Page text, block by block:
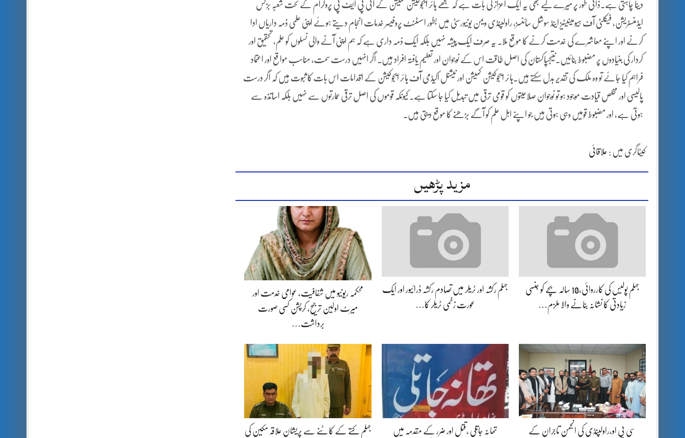
دینا چاہتی ہے۔ذاتی طور پر میرے لیے بھی یہ ایک اعزاز کی بات ہے کہ مجھے ہائر ایجوکیشن کمیشن کے آئی پی ایف پی پروگرام کے تحت شعبہ بزنس
ایڈمنسٹریشن، فیکلٹی آف ہیومینیٹیز اینڈ سوشل سائنسز، راولپنڈی ویمن یونیورسٹی میں بطور اسسٹنٹ پروفیسر خدمات انجام دیتے ہوئے اپنی علمی ذمہ داریاں ادا
کرنے اور اپنے معاشرے کی خدمت کرنے کا موقع ملا۔ یہ صرف ایک پیشہ نہیں بلکہ ایک ذمہ داری ہے کہ ہم اپنی آنے والی نسلوں کو علم، تحقیق اور
کردار کی بنیادوں پر مضبوط بنائیں۔نتیجہپاکستان کی اصل طاقت اس کے نوجوان اور تعلیم یافتہ افراد ہیں۔ اگر انہیں درست سمت، مناسب مواقع اور اعتماد
فراہم کیا جائے تو وہ ملک کی تقدیر بدل سکتے ہیں۔ہائر ایجوکیشن کمیشن اور نیشنل اکیڈمی آف ہائر ایجوکیشن کے اقدامات اس بات کا ثبوت ہیں کہ اگر درست
پالیسی اور مخلص قیادت موجود ہو تو نوجوان صلاحیتوں کو قومی ترقی میں تبدیل کیا جا سکتا ہے۔ کیونکہ قوموں کی اصل ترقی عمارتوں سے نہیں بلکہ اساتذہ سے
ہوتی ہے، اور مضبوط قومیں وہی ہوتی ہیں جو اپنے اہل علم کو آگے بڑھنے کا موقع دیتی ہیں۔
کیٹاگری میں : علاقائی
مزید پڑھیں
جہلم پولیس کی کارروائی،10 سالہ بچے کو جنسی
زیادتی کا نشانہ بنانے والا ملزم…
جہلم رکشہ اور ٹریلر میں تصادم رکشہ ڈرائیور اور ایک
عورت زخمی ٹریلر کا…
محکمہ ریونیو میں شفافیت، عوامی خدمت اور
میرٹ اولین ترجیح، کرپشن کسی صورت
برداشت…
سی پی او،راولپنڈی کی انجمن تاجران کے تھانہ جاتلی ،قتل اور ضرر کے مقدمہ میں جہلم کتے کے کاٹنے سے پریشان علاقہ مکین کی